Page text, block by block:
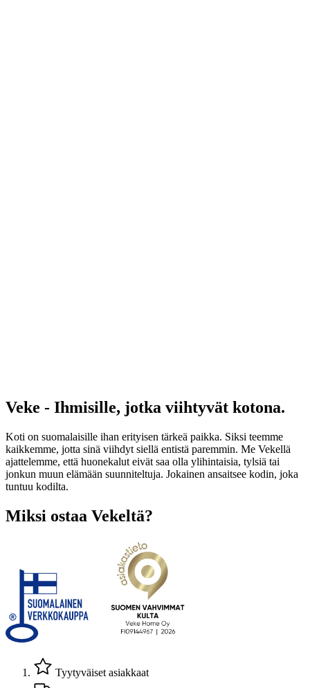
Veke - Ihmisille, jotka viihtyvät kotona.
Koti on suomalaisille ihan erityisen tärkeä paikka. Siksi teemme
kaikkemme, jotta sinä viihdyt siellä entistä paremmin. Me Vekellä
ajattelemme, että huonekalut eivät saa olla ylihintaisia, tylsiä tai
jonkun muun elämään suunniteltuja. Jokainen ansaitsee kodin, joka
tuntuu kodilta.
Miksi ostaa Vekeltä?
Tyytyväiset asiakkaat